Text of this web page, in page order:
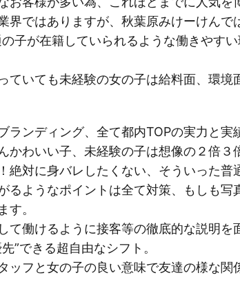
界ではありますが、秋葉原みけーけんで
子が在籍していられるような働きやす
ていても未経験の女の子は給料面、環境
ランディング、全て都内TOPの実力と
かわいい子、未経験の子は想像の２倍３
絶対に身バレしたくない、そういった
るようなポイントは全て対策、もしも
す。
て働けるように接客等の徹底的な説明を
”できる超自由なシフト。
ッフと女の子の良い意味で友達の様な